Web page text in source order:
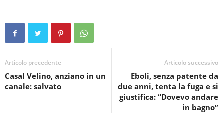
Articolo precedente
Casal Velino, anziano in un
canale: salvato
Articolo successivo
Eboli, senza patente da
due anni, tenta la fuga e si
giustifica: “Dovevo andare
in bagno”